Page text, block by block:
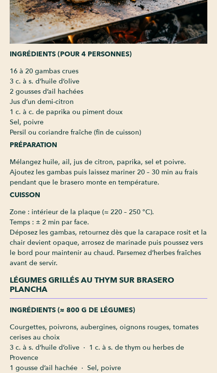
INGRÉDIENTS (POUR 4 PERSONNES)
16 à 20 gambas crues
3 c. à s. d’huile d’olive
2 gousses d’ail hachées
Jus d’un demi-citron
1 c. à c. de paprika ou piment doux
Sel, poivre
Persil ou coriandre fraîche (fin de cuisson)
PRÉPARATION
Mélangez huile, ail, jus de citron, paprika, sel et poivre.
Ajoutez les gambas puis laissez mariner 20 – 30 min au frais
pendant que le brasero monte en température.
CUISSON
Zone : intérieur de la plaque (≈ 220 – 250 °C).
Temps : ± 2 min par face.
Déposez les gambas, retournez dès que la carapace rosit et la
chair devient opaque, arrosez de marinade puis poussez vers
le bord pour maintenir au chaud. Parsemez d’herbes fraîches
avant de servir.
LÉGUMES GRILLÉS AU THYM SUR BRASERO
PLANCHA
INGRÉDIENTS (≈ 800 G DE LÉGUMES)
Courgettes, poivrons, aubergines, oignons rouges, tomates
cerises au choix
3 c. à s. d’huile d’olive · 1 c. à s. de thym ou herbes de
Provence
1 gousse d’ail hachée · Sel, poivre